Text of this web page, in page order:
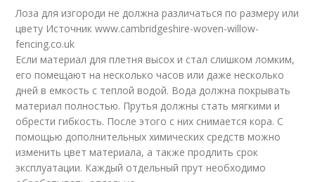
Лоза для изгороди не должна различаться по размеру или
цвету Источник www.cambridgeshire-woven-willow-
fencing.co.uk
Если материал для плетня высох и стал слишком ломким,
его помещают на несколько часов или даже несколько
дней в емкость с теплой водой. Вода должна покрывать
материал полностью. Прутья должны стать мягкими и
обрести гибкость. После этого с них снимается кора. С
помощью дополнительных химических средств можно
изменить цвет материала, а также продлить срок
эксплуатации. Каждый отдельный прут необходимо